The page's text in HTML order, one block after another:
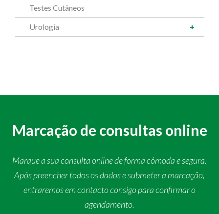
Testes Cutâneos
Urologia
Marcação de consultas online
Marque a sua consulta online de forma cómoda e segura.
Após preencher todos os dados e submeter a marcação,
entraremos em contacto consigo para confirmar o
agendamento.